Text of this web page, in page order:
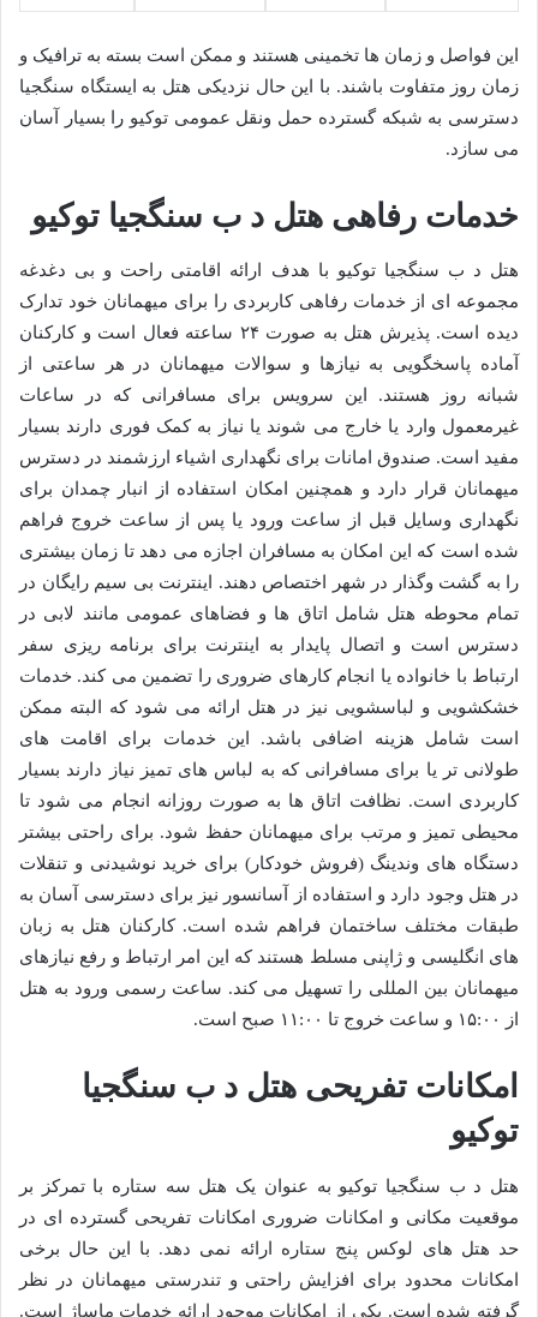
این فواصل و زمان ها تخمینی هستند و ممکن است بسته به ترافیک و
زمان روز متفاوت باشند. با این حال نزدیکی هتل به ایستگاه سنگجیا
دسترسی به شبکه گسترده حمل ونقل عمومی توکیو را بسیار آسان
می سازد.
خدمات رفاهی هتل د ب سنگجیا توکیو
هتل د ب سنگجیا توکیو با هدف ارائه اقامتی راحت و بی دغدغه
مجموعه ای از خدمات رفاهی کاربردی را برای میهمانان خود تدارک
دیده است. پذیرش هتل به صورت ۲۴ ساعته فعال است و کارکنان
آماده پاسخگویی به نیازها و سوالات میهمانان در هر ساعتی از
شبانه روز هستند. این سرویس برای مسافرانی که در ساعات
غیرمعمول وارد یا خارج می شوند یا نیاز به کمک فوری دارند بسیار
مفید است. صندوق امانات برای نگهداری اشیاء ارزشمند در دسترس
میهمانان قرار دارد و همچنین امکان استفاده از انبار چمدان برای
نگهداری وسایل قبل از ساعت ورود یا پس از ساعت خروج فراهم
شده است که این امکان به مسافران اجازه می دهد تا زمان بیشتری
را به گشت وگذار در شهر اختصاص دهند. اینترنت بی سیم رایگان در
تمام محوطه هتل شامل اتاق ها و فضاهای عمومی مانند لابی در
دسترس است و اتصال پایدار به اینترنت برای برنامه ریزی سفر
ارتباط با خانواده یا انجام کارهای ضروری را تضمین می کند. خدمات
خشکشویی و لباسشویی نیز در هتل ارائه می شود که البته ممکن
است شامل هزینه اضافی باشد. این خدمات برای اقامت های
طولانی تر یا برای مسافرانی که به لباس های تمیز نیاز دارند بسیار
کاربردی است. نظافت اتاق ها به صورت روزانه انجام می شود تا
محیطی تمیز و مرتب برای میهمانان حفظ شود. برای راحتی بیشتر
دستگاه های وندینگ (فروش خودکار) برای خرید نوشیدنی و تنقلات
در هتل وجود دارد و استفاده از آسانسور نیز برای دسترسی آسان به
طبقات مختلف ساختمان فراهم شده است. کارکنان هتل به زبان
های انگلیسی و ژاپنی مسلط هستند که این امر ارتباط و رفع نیازهای
میهمانان بین المللی را تسهیل می کند. ساعت رسمی ورود به هتل
از ۱۵:۰۰ و ساعت خروج تا ۱۱:۰۰ صبح است.
امکانات تفریحی هتل د ب سنگجیا
توکیو
هتل د ب سنگجیا توکیو به عنوان یک هتل سه ستاره با تمرکز بر
موقعیت مکانی و امکانات ضروری امکانات تفریحی گسترده ای در
حد هتل های لوکس پنج ستاره ارائه نمی دهد. با این حال برخی
امکانات محدود برای افزایش راحتی و تندرستی میهمانان در نظر
گرفته شده است. یکی از امکانات موجود ارائه خدمات ماساژ است.